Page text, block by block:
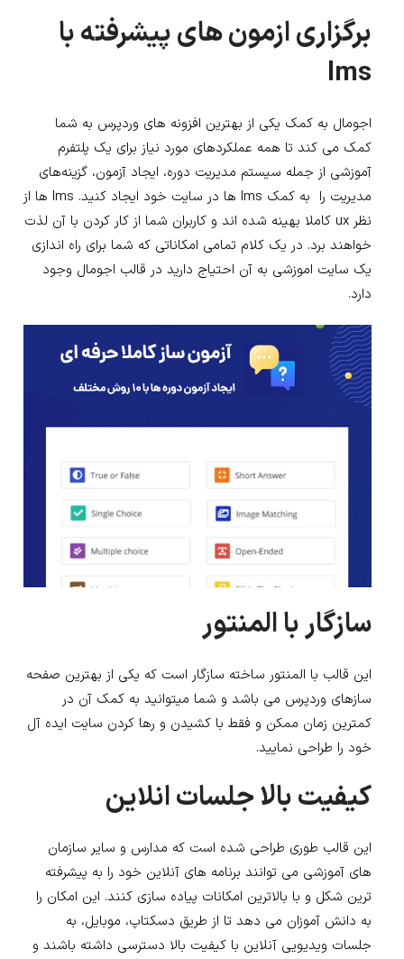
برگزاری ازمون های پیشرفته با
lms
اجومال به کمک یکی از بهترین افزونه های وردپرس به شما
کمک می کند تا همه عملکردهای مورد نیاز برای یک پلتفرم
آموزشی از جمله سیستم مدیریت دوره، ایجاد آزمون، گزینه‌های
مدیریت را به کمک lms ها در سایت خود ایجاد کنید. lms ها از
نظر ux کاملا بهینه شده اند و کاربران شما از کار کردن با آن لذت
خواهند برد. در یک کلام تمامی امکاناتی که شما برای راه اندازی
یک سایت اموزشی به آن احتیاج دارید در قالب اجومال وجود
دارد.
سازگار با المنتور
این قالب با المنتور ساخته سازگار است که یکی از بهترین صفحه
سازهای وردپرس می باشد و شما میتوانید به کمک آن در
کمترین زمان ممکن و فقط با کشیدن و رها کردن سایت ایده آل
خود را طراحی نمایید.
کیفیت بالا جلسات انلاین
این قالب طوری طراحی شده است که مدارس و سایر سازمان
های آموزشی می توانند برنامه های آنلاین خود را به پیشرفته
ترین شکل و با بالاترین امکانات پیاده سازی کنند. این امکان را
به دانش آموزان می دهد تا از طریق دسکتاپ، موبایل، به
جلسات ویدیویی آنلاین با کیفیت بالا دسترسی داشته باشند و